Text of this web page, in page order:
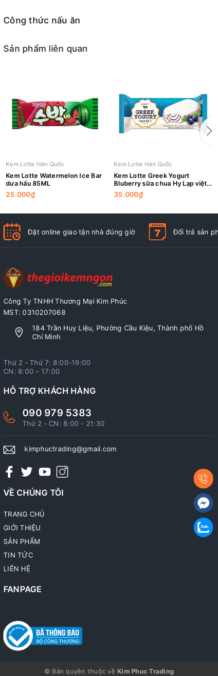
Công thức nấu ăn
Sản phẩm liên quan
Kem Lotte Hàn Quốc
Kem Lotte Watermelon Ice Bar
dưa hấu 85ML
25.000₫
Kem Lotte Hàn Quốc
Kem Lotte Greek Yogurt
Bluberry sữa chua Hy Lạp việt
quất 85ML
35.000₫
Đặt online giao tận nhà đúng giờ Đổi trả sản
Công Ty TNHH Thương Mại Kim Phúc
MST: 0310207068
184 Trần Huy Liệu, Phường Cầu Kiệu, Thành phố Hồ
Chí Minh
Thứ 2 - Thứ 7: 8:00-19:00
CN: 8:00 – 17:00
HỖ TRỢ KHÁCH HÀNG
090 979 5383
Thứ 2 - CN: 8:00 - 21:30
kimphuctrading@gmail.com
VỀ CHÚNG TÔI
TRANG CHỦ
GIỚI THIỆU
SẢN PHẨM
TIN TỨC
LIÊN HỆ
FANPAGE
© Bản quyền thuộc về Kim Phuc Trading